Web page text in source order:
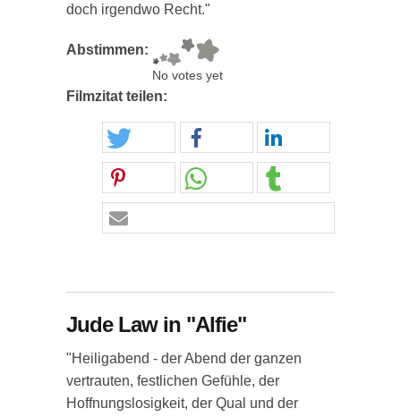
doch irgendwo Recht."
Abstimmen:
No votes yet
Filmzitat teilen:
Jude Law in "Alfie"
"Heiligabend - der Abend der ganzen
vertrauten, festlichen Gefühle, der
Hoffnungslosigkeit, der Qual und der